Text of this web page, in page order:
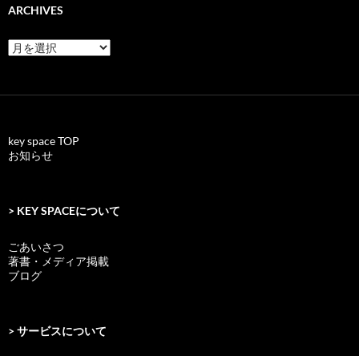
ARCHIVES
archives
key space TOP
お知らせ
> KEY SPACEについて
ごあいさつ
著書・メディア掲載
ブログ
> サービスについて